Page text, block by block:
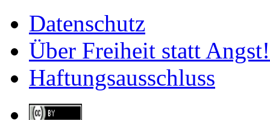
Datenschutz
Über Freiheit statt Angst!
Haftungsausschluss